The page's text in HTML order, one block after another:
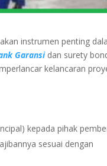
instrumen penting
Garansidan surety
kelancaran
kepada pihak
sesuai dengan